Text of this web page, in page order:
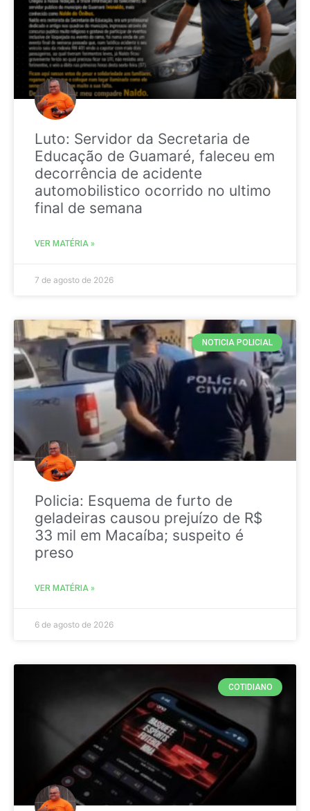
Luto: Servidor da Secretaria de
Educação de Guamaré, faleceu em
decorrência de acidente
automobilistico ocorrido no ultimo
final de semana
VER MATÉRIA »
7 de agosto de 2026
NOTICIA POLICIAL
Policia: Esquema de furto de
geladeiras causou prejuízo de R$
33 mil em Macaíba; suspeito é
preso
VER MATÉRIA »
6 de agosto de 2026
COTIDIANO